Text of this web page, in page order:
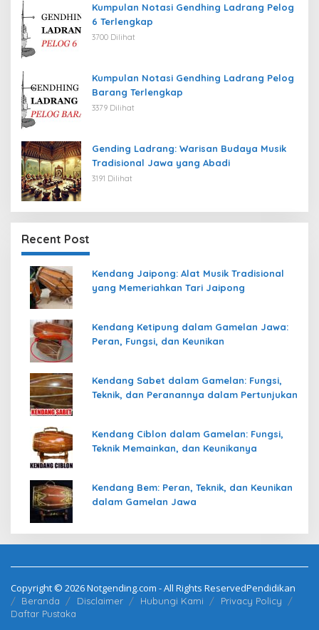
Kumpulan Notasi Gendhing Ladrang Pelog
6 Terlengkap
3700 Dilihat
Kumpulan Notasi Gendhing Ladrang Pelog
Barang Terlengkap
3379 Dilihat
Gending Ladrang: Warisan Budaya Musik
Tradisional Jawa yang Abadi
3191 Dilihat
Recent Post
Kendang Jaipong: Alat Musik Tradisional
yang Memeriahkan Tari Jaipong
Kendang Ketipung dalam Gamelan Jawa:
Peran, Fungsi, dan Keunikan
Kendang Sabet dalam Gamelan: Fungsi,
Teknik, dan Peranannya dalam Pertunjukan
Kendang Ciblon dalam Gamelan: Fungsi,
Teknik Memainkan, dan Keunikanya
Kendang Bem: Peran, Teknik, dan Keunikan
dalam Gamelan Jawa
Copyright © 2026 Notgending.com - All Rights ReservedPendidikan
Beranda Disclaimer Hubungi Kami
Privacy Policy
Daftar Pustaka